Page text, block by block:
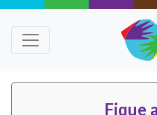
Fique